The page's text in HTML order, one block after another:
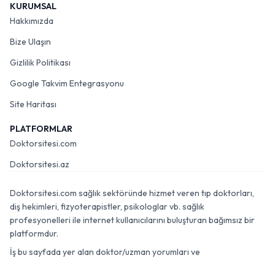
KURUMSAL
Hakkımızda
Bize Ulaşın
Gizlilik Politikası
Google Takvim Entegrasyonu
Site Haritası
PLATFORMLAR
Doktorsitesi.com
Doktorsitesi.az
Doktorsitesi.com sağlık sektöründe hizmet veren tıp doktorları,
diş hekimleri, fizyoterapistler, psikologlar vb. sağlık
profesyonelleri ile internet kullanıcılarını buluşturan bağımsız bir
platformdur.
İş bu sayfada yer alan doktor/uzman yorumları ve